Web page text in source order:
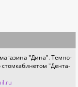
"Дина". Темно-
стомкабинетом "Дента-